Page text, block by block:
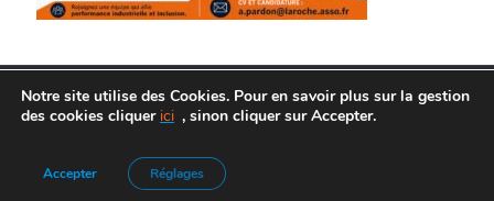
Agence de Communication :
Notre site utilise des Cookies. Pour en savoir plus sur la gestion
des cookies cliquer ici , sinon cliquer sur Accepter.
Accepter Réglages